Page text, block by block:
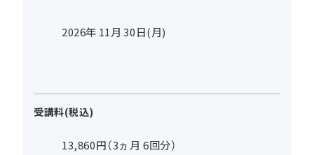
2026年 11月 30日(月)
受講料(税込)
13,860円（3ヵ月 6回分）